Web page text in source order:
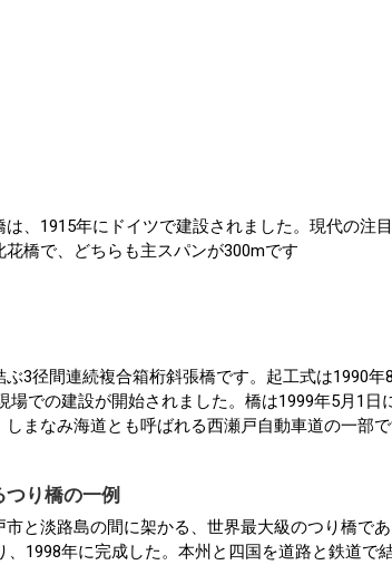
、1915年にドイツで建設されました。現代の注
橋で、どちらも主スパンが300mです
3径間連続複合箱桁斜張橋です。起工式は1990年
場での建設が開始されました。橋は1999年5月1日
まなみ海道とも呼ばれる西瀬戸自動車道の一部で
り橋の一例
と淡路島の間に架かる、世界最大級のつり橋で
、1998年に完成した。本州と四国を道路と鉄道で